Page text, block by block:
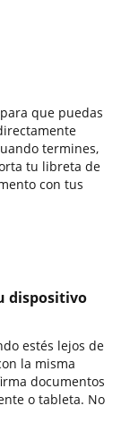
que puedas
termines,
tu libreta de
con tus
dispositivo
estés lejos de
la misma
documentos
o tableta. No